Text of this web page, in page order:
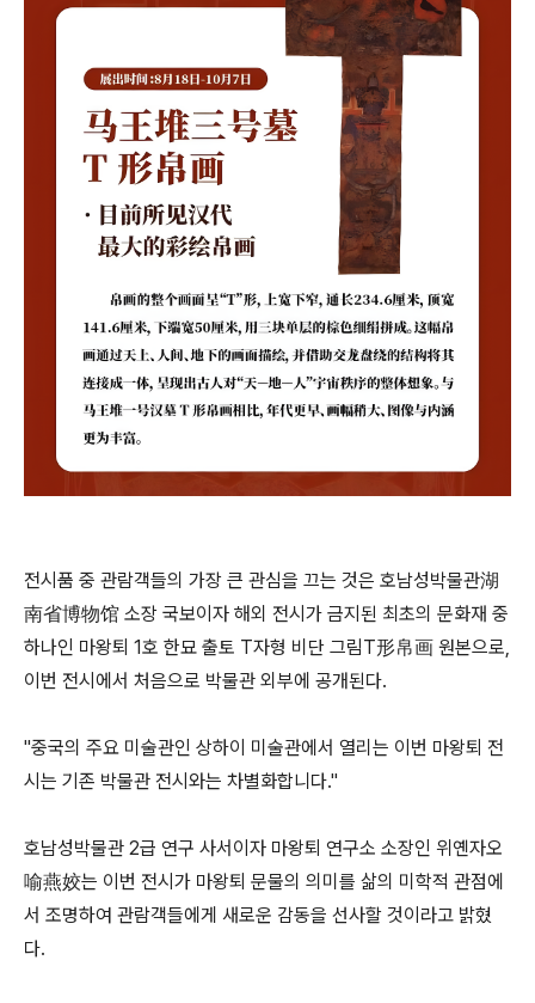
전시품 중 관람객들의 가장 큰 관심을 끄는 것은 호남성박물관湖
南省博物馆 소장 국보이자 해외 전시가 금지된 최초의 문화재 중
하나인 마왕퇴 1호 한묘 출토 T자형 비단 그림T形帛画 원본으로,
이번 전시에서 처음으로 박물관 외부에 공개된다.
"중국의 주요 미술관인 상하이 미술관에서 열리는 이번 마왕퇴 전
시는 기존 박물관 전시와는 차별화합니다."
호남성박물관 2급 연구 사서이자 마왕퇴 연구소 소장인 위옌자오
喻燕姣는 이번 전시가 마왕퇴 문물의 의미를 삶의 미학적 관점에
서 조명하여 관람객들에게 새로운 감동을 선사할 것이라고 밝혔
다.